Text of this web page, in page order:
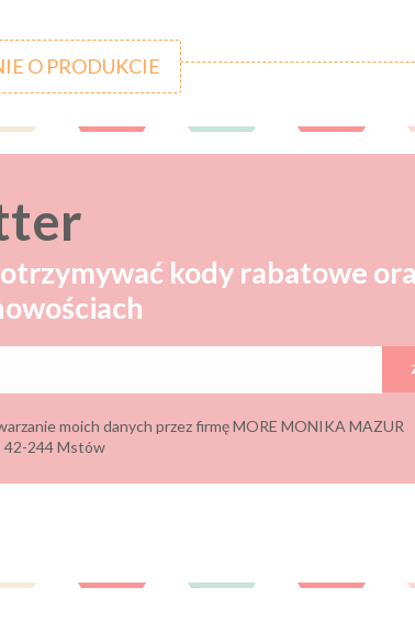
O PRODUKCIE
kody rabatowe
moich danych przez firmę MORE MONIKA MAZUR
42-244 Mstów